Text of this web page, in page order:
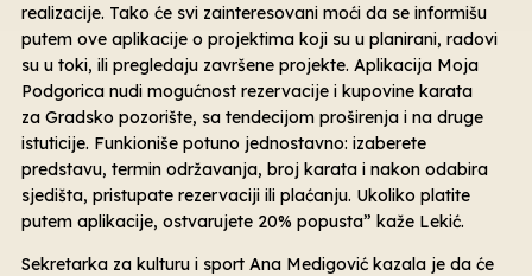
realizacije. Tako će svi zainteresovani moći da se informišu
putem ove aplikacije o projektima koji su u planirani, radovi
su u toki, ili pregledaju završene projekte. Aplikacija Moja
Podgorica nudi mogućnost rezervacije i kupovine karata
za Gradsko pozorište, sa tendecijom proširenja i na druge
istuticije. Funkioniše potuno jednostavno: izaberete
predstavu, termin održavanja, broj karata i nakon odabira
sjedišta, pristupate rezervaciji ili plaćanju. Ukoliko platite
putem aplikacije, ostvarujete 20% popusta” kaže Lekić.
Sekretarka za kulturu i sport Ana Medigović kazala je da će